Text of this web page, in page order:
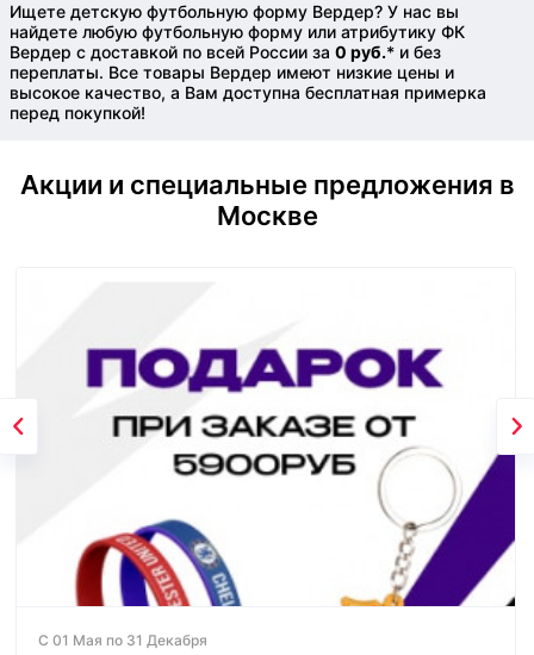
Ищете детскую футбольную форму Вердер? У нас вы
найдете любую футбольную форму или атрибутику ФК
Вердер с доставкой по всей России за 0 руб.* и без
переплаты. Все товары Вердер имеют низкие цены и
высокое качество, а Вам доступна бесплатная примерка
перед покупкой!
Акции и специальные предложения в
Москве
С 01 Мая по 31 Декабря